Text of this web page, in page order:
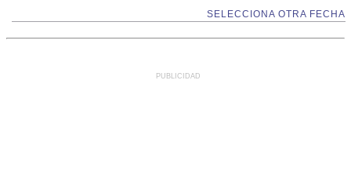
SELECCIONA OTRA FECHA
PUBLICIDAD